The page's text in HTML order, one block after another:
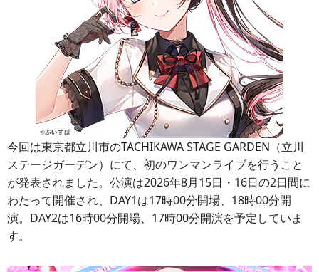
今回は東京都立川市のTACHIKAWA STAGE GARDEN（立川
ステージガーデン）にて、初のワンマンライブを行うこと
が発表されました。公演は2026年8月15日・16日の2日間に
わたって開催され、DAY1は17時00分開場、18時00分開
演。DAY2は16時00分開場、17時00分開演を予定していま
す。